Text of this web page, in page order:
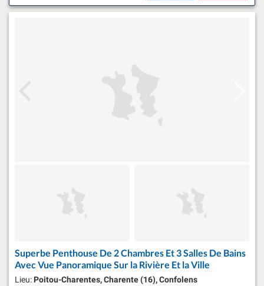
Superbe Penthouse De 2 Chambres Et 3 Salles De Bains
Avec Vue Panoramique Sur la Rivière Et la Ville
Lieu: Poitou-Charentes, Charente (16), Confolens